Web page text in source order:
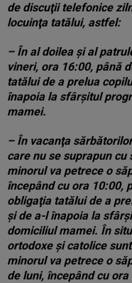
de discuţii telefonice
locuinţa tatălui, astfel:
– În al doilea şi al
vineri, ora 16:00, până
tatălui de a prelua
înapoia la sfârşitul
mamei.
– În vacanţa
care nu se suprapun
minorul va petrece o
începând cu ora 10:00,
obligaţia tatălui de a
şi de a-l înapoia la
domiciliul mamei. În
ortodoxe şi catolice
minorul va petrece o
de luni, începând cu